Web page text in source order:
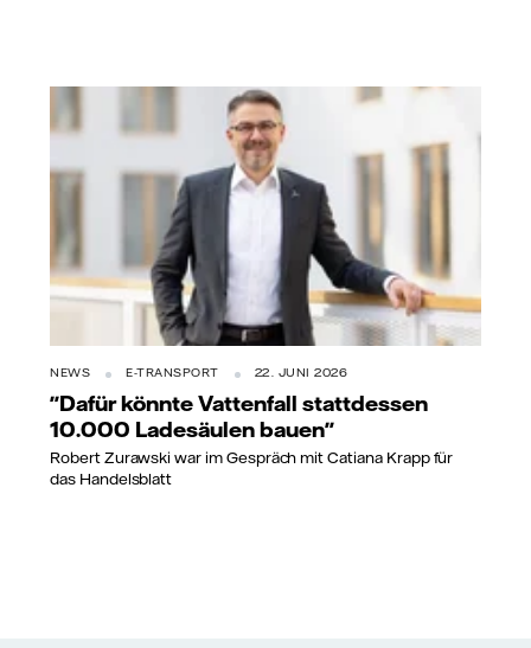
NEWS E-TRANSPORT 22. JUNI 2026
"Dafür könnte Vattenfall stattdessen
10.000 Ladesäulen bauen"
Robert Zurawski war im Gespräch mit Catiana Krapp für
das Handelsblatt